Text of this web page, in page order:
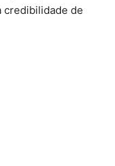
credibilidade de